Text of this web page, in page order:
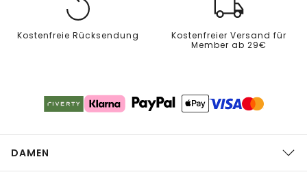
Kostenfreie Rücksendung
Kostenfreier Versand für
Member ab 29€
DAMEN